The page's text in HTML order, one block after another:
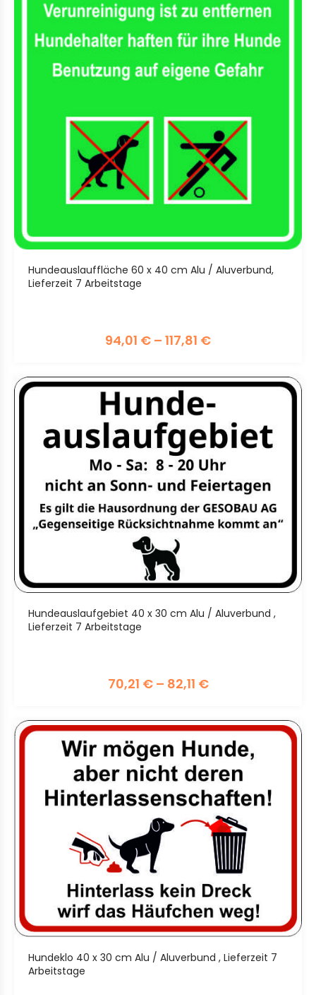
Hundeauslauffläche 60 x 40 cm Alu / Aluverbund,
Lieferzeit 7 Arbeitstage
94,01 € – 117,81 €
Hundeauslaufgebiet 40 x 30 cm Alu / Aluverbund ,
Lieferzeit 7 Arbeitstage
70,21 €– 82,11 €
Hundeklo 40 x 30 cm Alu / Aluverbund , Lieferzeit 7
Arbeitstage